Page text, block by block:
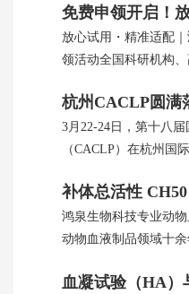
放心试用・精准适配
领活动全国科研机构、
3月22-24日，第十八
（CACLP）在杭州国
补体总活性
鸿泉生物科技专业动
动物血液制品领域十余
血凝试验（HA）